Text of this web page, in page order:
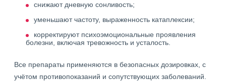
снижают дневную сонливость;
уменьшают частоту, выраженность катаплексии;
корректируют психоэмоциональные проявления
болезни, включая тревожность и усталость.
Все препараты применяются в безопасных дозировках, с
учётом противопоказаний и сопутствующих заболеваний.